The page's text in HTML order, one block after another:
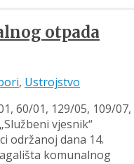
otpada
, Ustrojstvo
60/01, 129/05, 109/07,
vjesnik“
održanoj dana 14.
komunalnog